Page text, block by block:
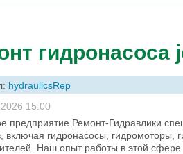
гидронасоса
hydraulicsRep
15:00
предприятие Ремонт-Гидравлики
включая гидронасосы, гидромоторы,
Наш опыт работы в этой